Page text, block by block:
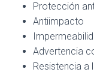
Protección
Antiimpacto
Advertencia
Resistencia a